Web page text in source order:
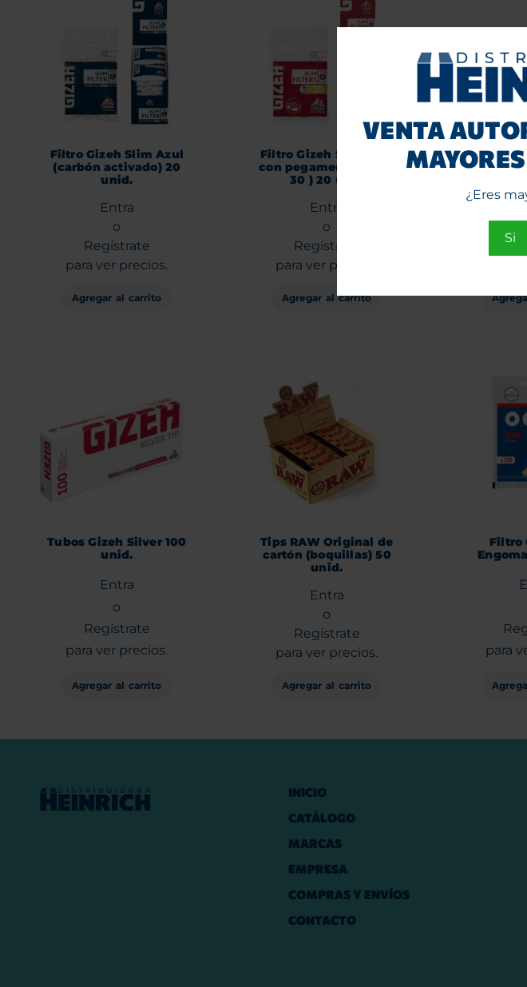
VENTA
¿Eres
Si
Filtro Gizeh Slim Azul
(carbón activado) 20
unid.
Entra
o
Regístrate
para ver precios.
Agregar al carrito
Filtro Gizeh Slim Rojo
con pegamento (120 +
30 ) 20 unid
Entra
o
Regístrate
para ver precios.
Agregar al carrito
Filtro
XL Slim
Tubos Gizeh Silver 100
unid.
Entra
o
Regístrate
para ver precios.
Agregar al carrito
Tips RAW Original de
cartón (boquillas) 50
unid.
Entra
o
Regístrate
para ver precios.
Agregar al carrito
Filtro
para
INICIO
CATÁLOGO
MARCAS
EMPRESA
COMPRAS Y ENVÍOS
CONTACTO